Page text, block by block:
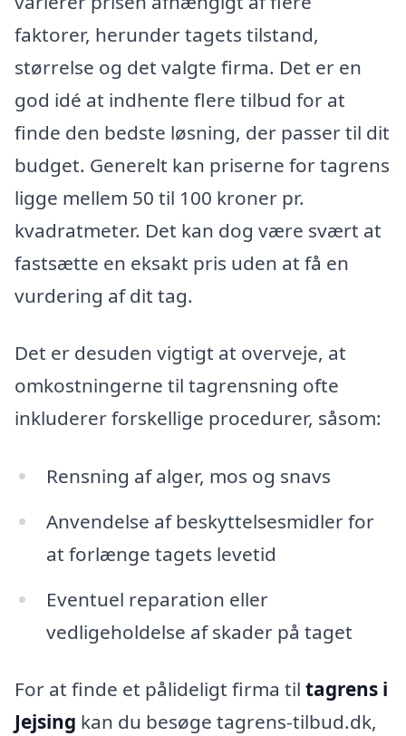
faktorer, herunder tagets tilstand,
størrelse og det valgte firma. Det er en
god idé at indhente flere tilbud for at
finde den bedste løsning, der passer til dit
budget. Generelt kan priserne for tagrens
ligge mellem 50 til 100 kroner pr.
kvadratmeter. Det kan dog være svært at
fastsætte en eksakt pris uden at få en
vurdering af dit tag.
Det er desuden vigtigt at overveje, at
omkostningerne til tagrensning ofte
inkluderer forskellige procedurer, såsom:
Rensning af alger, mos og snavs
Anvendelse af beskyttelsesmidler for
at forlænge tagets levetid
Eventuel reparation eller
vedligeholdelse af skader på taget
For at finde et pålideligt firma til tagrens i
Jejsing kan du besøge tagrens-tilbud.dk,